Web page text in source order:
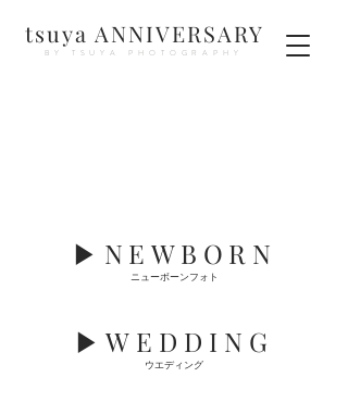
tsuya ANNIVERSARY
BY TSUYA PHOTOGRAPHY
▶︎NEWBORN
ニューボーンフォト
▶︎WEDDING
ウエディング